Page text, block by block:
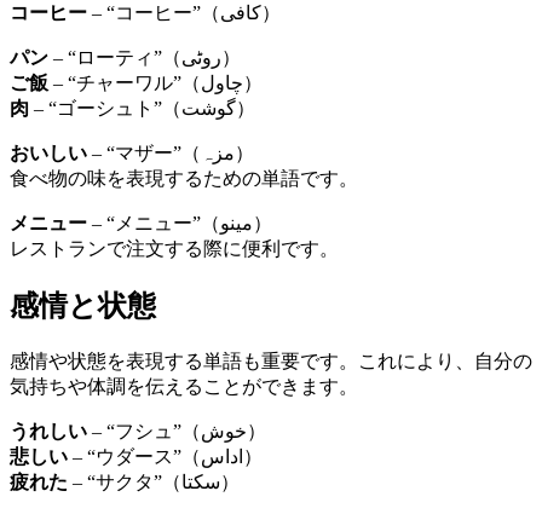
コーヒー
– “コーヒー”（کافی）
パン
– “ローティ”（روٹی）
ご飯
– “チャーワル”（چاول）
肉
– “ゴーシュト”（گوشت）
おいしい
– “マザー”（مزہ）
食べ物の味を表現するための単語です。
メニュー
– “メニュー”（مینو）
レストランで注文する際に便利です。
感情と状態
感情や状態を表現する単語も重要です。これにより、自分の
気持ちや体調を伝えることができます。
うれしい
– “フシュ”（خوش）
悲しい
– “ウダース”（اداس）
疲れた
– “サクタ”（سکتا）